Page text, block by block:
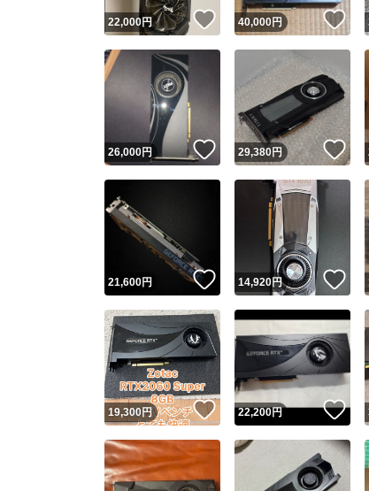
安
取
ス
※こ
22,000円 いいね！
40,000円 い
26,000円 いいね！
29,380円 い
21,600円 いいね！
14,920円
19,300円 いいね！
22,200円 い